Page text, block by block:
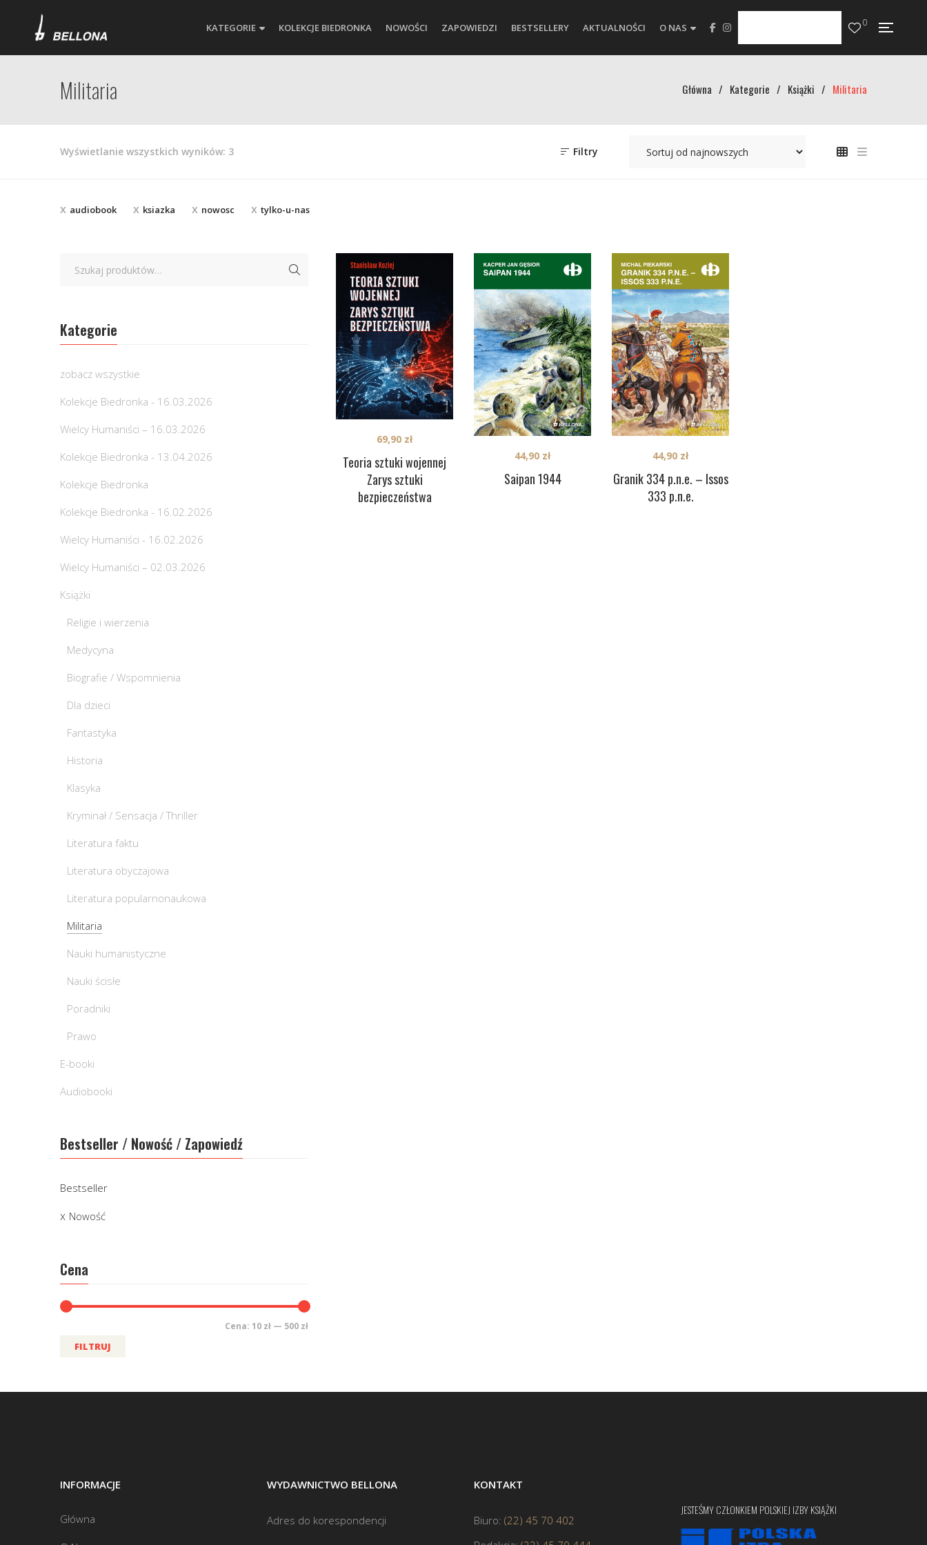
KATEGORIE KOLEKCJE BIEDRONKA NOWOŚCI ZAPOWIEDZI BESTSELLERY AKTUALNOŚCI O NAS 0
Militaria Główna / Kategorie / Książki / Militaria
Wyświetlanie wszystkich wyników: 3Posortowane
Filtry
audiobook ksiazka nowosc tylko-u-nas
Teoria sztuki wojennej
Zarys sztuki
bezpieczeństwa
69,90 zł
Saipan 1944
44,90 zł
Granik 334 p.n.e. – Issos
333 p.n.e.
44,90 zł
Kategorie
zobacz wszystkie
Kolekcje Biedronka - 16.03.2026
Wielcy Humaniści – 16.03.2026
Kolekcje Biedronka - 13.04.2026
Kolekcje Biedronka
Kolekcje Biedronka - 16.02.2026
Wielcy Humaniści - 16.02.2026
Wielcy Humaniści – 02.03.2026
Książki
Religie i wierzenia
Medycyna
Biografie / Wspomnienia
Dla dzieci
Fantastyka
Historia
Klasyka
Kryminał / Sensacja / Thriller
Literatura faktu
Literatura obyczajowa
Literatura popularnonaukowa
Militaria
Nauki humanistyczne
Nauki ścisłe
Poradniki
Prawo
E-booki
Audiobooki
Bestseller / Nowość / Zapowiedź
Bestseller
Nowość
Cena
FILTRUJ
Cena: 10 zł — 500 zł
INFORMACJE
Główna
WYDAWNICTWO BELLONA
Adres do korespondencji
KONTAKT
Biuro: (22) 45 70 402
JESTEŚMY CZŁONKIEM POLSKIEJ IZBY KSIĄŻKI